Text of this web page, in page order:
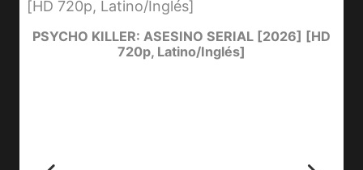
PSYCHO KILLER: ASESINO SERIAL [2026] [HD
720p, Latino/Inglés]